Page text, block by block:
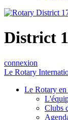
District
connexion
Le Rotary
Le Rotary
Clubs